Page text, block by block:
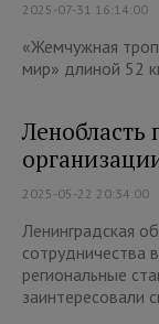
2025-07-31 16:14:00
«Жемчужная
мир» длиной 52
Ленобласть
2025-05-22 20:34:00
Ленинградская
сотрудничества
региональные
заинтересовали